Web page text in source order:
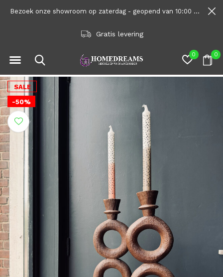
0 0
Gratis levering
Bezoek onze showroom op zaterdag - geopend van 10:00 tot 1600
SALE
-50%